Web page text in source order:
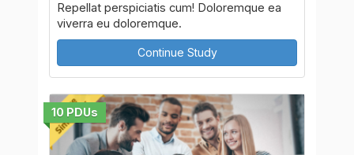
Repellat perspiciatis cum! Doloremque ea
viverra eu doloremque.
Continue Study
10 PDUs